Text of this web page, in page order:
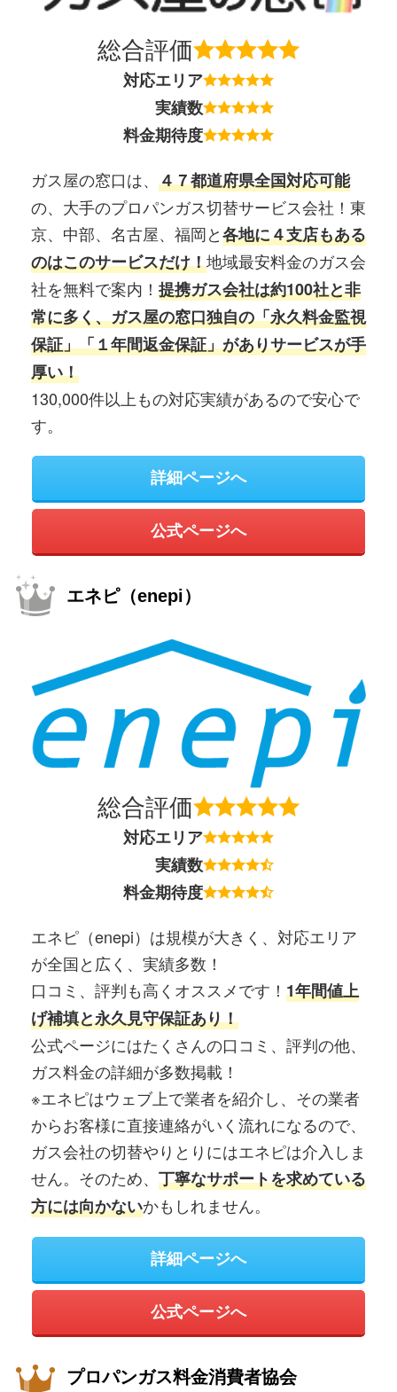
総合評価
対応エリア
実績数
料金期待度
ガス屋の窓口は、 ４７都道府県全国対応可能
の、大手のプロパンガス切替サービス会社！東
京、中部、名古屋、福岡と各地に４支店もある
のはこのサービスだけ！地域最安料金のガス会
社を無料で案内！ 提携ガス会社は約100社と非
常に多く、ガス屋の窓口独自の「永久料金監視
保証」「１年間返金保証」がありサービスが手
厚い！
130,000件以上もの対応実績があるので安心で
す。
詳細ページへ
公式ページへ
エネピ（enepi）
総合評価
対応エリア
実績数
料金期待度
エネピ（enepi）は規模が大きく、対応エリア
が全国と広く、実績多数！
口コミ、評判も高くオススメです！ 1年間値上
げ補填と永久見守保証あり！
公式ページにはたくさんの口コミ、評判の他、
ガス料金の詳細が多数掲載！
※エネピはウェブ上で業者を紹介し、その業者
からお客様に直接連絡がいく流れになるので、
ガス会社の切替やりとりにはエネピは介入しま
せん。そのため、 丁寧なサポートを求めている
方には向かないかもしれません。
詳細ページへ
公式ページへ
プロパンガス料金消費者協会